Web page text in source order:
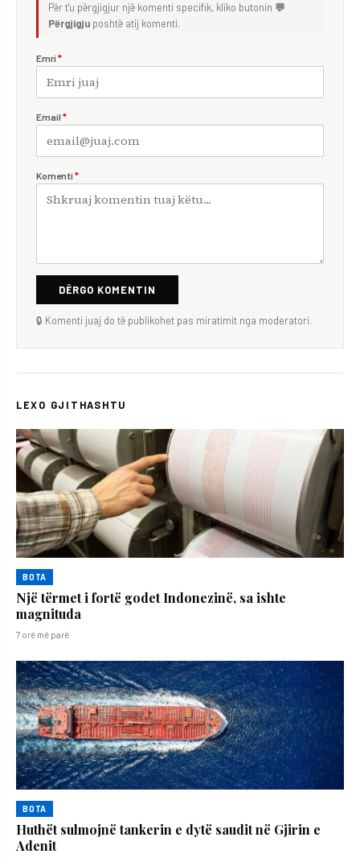
Për t'u përgjigjur një komenti specifik, kliko butonin 💬
Përgjigju poshtë atij komenti.
Emri *
Email *
Komenti *
DËRGO KOMENTIN
🔒 Komenti juaj do të publikohet pas miratimit nga moderatori.
LEXO GJITHASHTU
BOTA
Një tërmet i fortë godet Indonezinë, sa ishte
magnituda
7 orë më parë
BOTA
Huthët sulmojnë tankerin e dytë saudit në Gjirin e
Adenit